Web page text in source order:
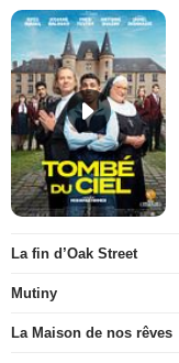
La fin d’Oak Street
Mutiny
La Maison de nos rêves